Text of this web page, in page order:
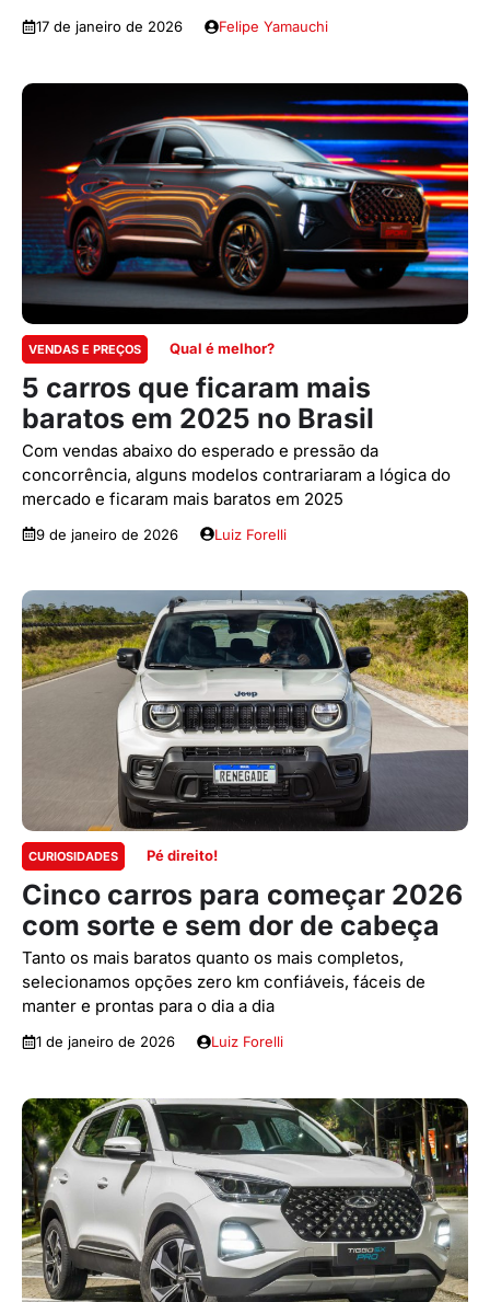
17 de janeiro de 2026 Felipe Yamauchi
VENDAS E PREÇOS Qual é melhor?
5 carros que ficaram mais
baratos em 2025 no Brasil
Com vendas abaixo do esperado e pressão da
concorrência, alguns modelos contrariaram a lógica do
mercado e ficaram mais baratos em 2025
9 de janeiro de 2026 Luiz Forelli
CURIOSIDADES Pé direito!
Cinco carros para começar 2026
com sorte e sem dor de cabeça
Tanto os mais baratos quanto os mais completos,
selecionamos opções zero km confiáveis, fáceis de
manter e prontas para o dia a dia
1 de janeiro de 2026 Luiz Forelli